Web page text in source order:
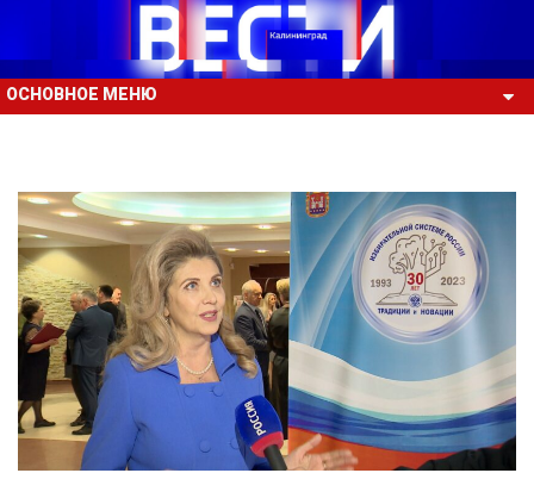
ОСНОВНОЕ МЕНЮ